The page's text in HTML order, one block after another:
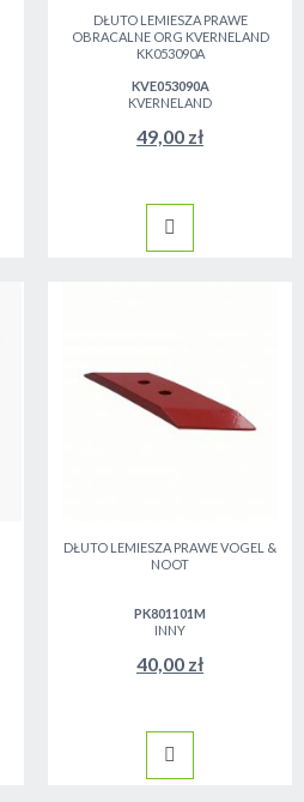
DŁUTO LEMIESZA PRAWE
OBRACALNE ORG KVERNELAND
KK053090A
KVE053090A
KVERNELAND
49,00 zł
DŁUTO LEMIESZA PRAWE VOGEL &
NOOT
PK801101M
INNY
40,00 zł